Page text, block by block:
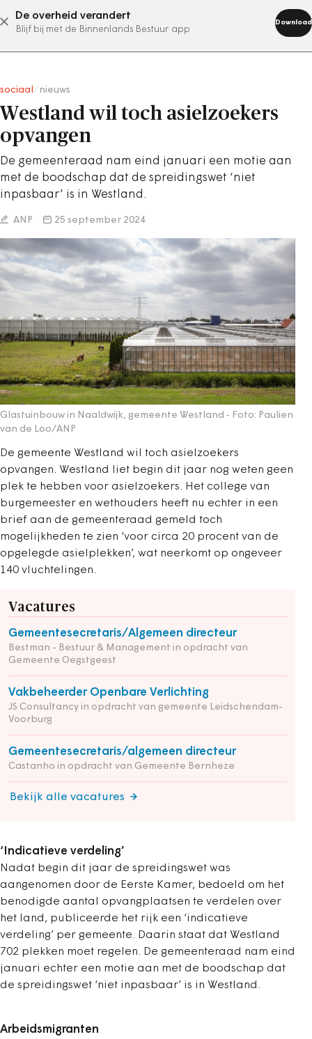
De overheid verandert
Blijf bij met de Binnenlands Bestuur app
Download
abonneer nu
sociaal nieuws
Westland wil toch asielzoekers
opvangen
De gemeenteraad nam eind januari een motie aan
met de boodschap dat de spreidingswet ‘niet
inpasbaar’ is in Westland.
ANP 25 september 2024
Glastuinbouw in Naaldwijk, gemeente Westland - Foto: Paulien
van de Loo/ANP
De gemeente Westland wil toch asielzoekers
opvangen. Westland liet begin dit jaar nog weten geen
plek te hebben voor asielzoekers. Het college van
burgemeester en wethouders heeft nu echter in een
brief aan de gemeenteraad gemeld toch
mogelijkheden te zien ‘voor circa 20 procent van de
opgelegde asielplekken’, wat neerkomt op ongeveer
140 vluchtelingen.
Vacatures
Gemeentesecretaris/Algemeen directeur
Bestman - Bestuur & Management in opdracht van
Gemeente Oegstgeest
Vakbeheerder Openbare Verlichting
JS Consultancy in opdracht van gemeente Leidschendam-
Voorburg
Gemeentesecretaris/algemeen directeur
Castanho in opdracht van Gemeente Bernheze
Bekijk alle vacatures
‘Indicatieve verdeling’
Nadat begin dit jaar de spreidingswet was
aangenomen door de Eerste Kamer, bedoeld om het
benodigde aantal opvangplaatsen te verdelen over
het land, publiceerde het rijk een ‘indicatieve
verdeling’ per gemeente. Daarin staat dat Westland
702 plekken moet regelen. De gemeenteraad nam eind
januari echter een motie aan met de boodschap dat
de spreidingswet ‘niet inpasbaar’ is in Westland.
Arbeidsmigranten